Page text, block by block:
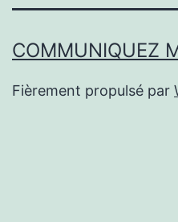
COMMUNIQUEZ
Fièrement propulsé par